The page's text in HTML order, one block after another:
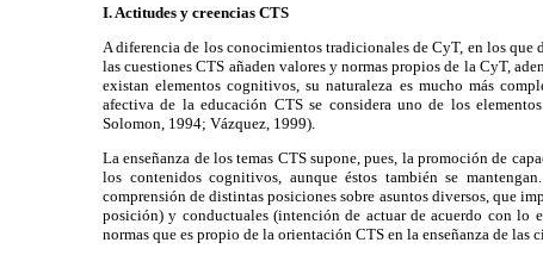
I. Actitudes y creencias CTS
A diferencia de los conocimientos tradicionales de CyT, en los
las cuestiones CTS añaden valores y normas propios de la CyT,
existan elementos cognitivos, su naturaleza es mucho más
afectiva de la educación CTS se considera uno de los
Solomon, 1994; Vázquez, 1999).
La enseñanza de los temas CTS supone, pues, la promoción de
los contenidos cognitivos, aunque éstos también se
comprensión de distintas posiciones sobre asuntos diversos, que
posición) y conductuales (intención de actuar de acuerdo con lo
normas que es propio de la orientación CTS en la enseñanza de las